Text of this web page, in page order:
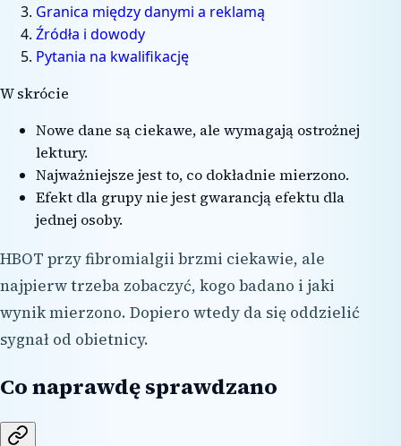
Granica między danymi a reklamą
Źródła i dowody
Pytania na kwalifikację
W skrócie
Nowe dane są ciekawe, ale wymagają ostrożnej
lektury.
Najważniejsze jest to, co dokładnie mierzono.
Efekt dla grupy nie jest gwarancją efektu dla
jednej osoby.
HBOT przy fibromialgii brzmi ciekawie, ale
najpierw trzeba zobaczyć, kogo badano i jaki
wynik mierzono. Dopiero wtedy da się oddzielić
sygnał od obietnicy.
Co naprawdę sprawdzano